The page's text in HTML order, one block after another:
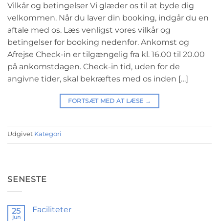
Vilkår og betingelser Vi glæder os til at byde dig
velkommen. Når du laver din booking, indgår du en
aftale med os. Læs venligst vores vilkår og
betingelser for booking nedenfor. Ankomst og
Afrejse Check-in er tilgængelig fra kl. 16.00 til 20.00
på ankomstdagen. Check-in tid, uden for de
angivne tider, skal bekræftes med os inden […]
FORTSÆT MED AT LÆSE →
Udgivet Kategori
SENESTE
25
jun
Faciliteter